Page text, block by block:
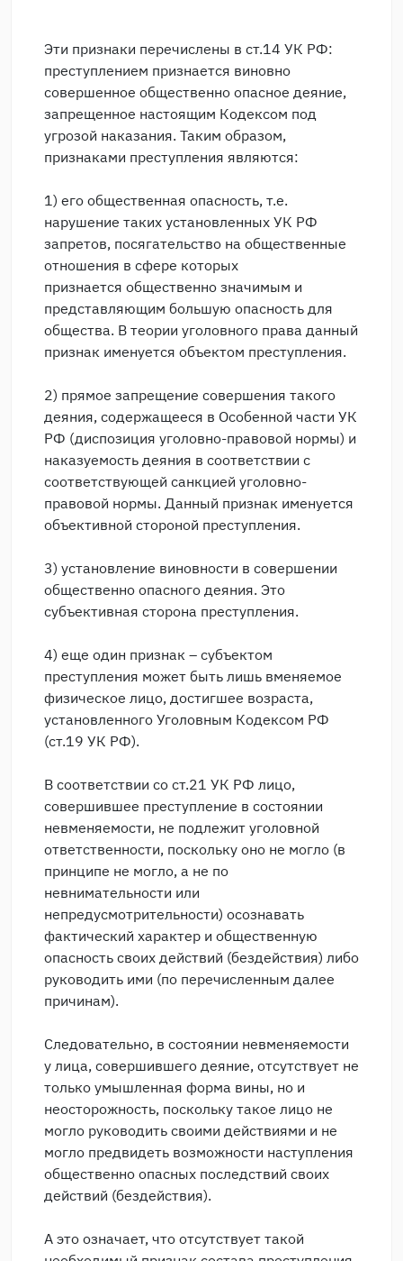
Эти признаки перечислены в ст.14 УК РФ:
преступлением признается виновно
совершенное общественно опасное деяние,
запрещенное настоящим Кодексом под
угрозой наказания. Таким образом,
признаками преступления являются:
1) его общественная опасность, т.е.
нарушение таких установленных УК РФ
запретов, посягательство на общественные
отношения в сфере которых
признается общественно значимым и
представляющим большую опасность для
общества. В теории уголовного права данный
признак именуется объектом преступления.
2) прямое запрещение совершения такого
деяния, содержащееся в Особенной части УК
РФ (диспозиция уголовно-правовой нормы) и
наказуемость деяния в соответствии с
соответствующей санкцией уголовно-
правовой нормы. Данный признак именуется
объективной стороной преступления.
3) установление виновности в совершении
общественно опасного деяния. Это
субъективная сторона преступления.
4) еще один признак – субъектом
преступления может быть лишь вменяемое
физическое лицо, достигшее возраста,
установленного Уголовным Кодексом РФ
(ст.19 УК РФ).
В соответствии со ст.21 УК РФ лицо,
совершившее преступление в состоянии
невменяемости, не подлежит уголовной
ответственности, поскольку оно не могло (в
принципе не могло, а не по
невнимательности или
непредусмотрительности) осознавать
фактический характер и общественную
опасность своих действий (бездействия) либо
руководить ими (по перечисленным далее
причинам).
Следовательно, в состоянии невменяемости
у лица, совершившего деяние, отсутствует не
только умышленная форма вины, но и
неосторожность, поскольку такое лицо не
могло руководить своими действиями и не
могло предвидеть возможности наступления
общественно опасных последствий своих
действий (бездействия).
А это означает, что отсутствует такой